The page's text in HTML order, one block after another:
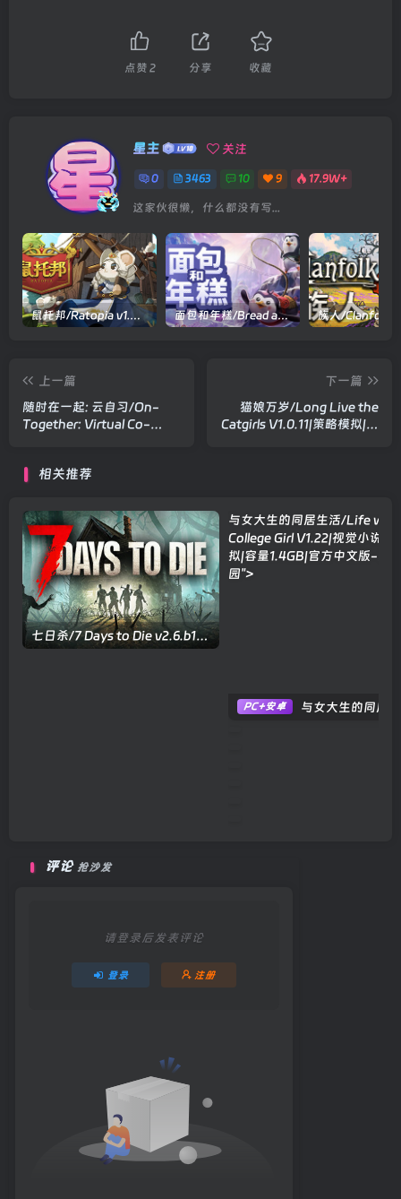
点赞 2 分享 收藏
星主 关注
0 3463 10 9 17.9W+
这家伙很懒，什么都没有写...
鼠托邦/Ratopia v1.0.0530|策略模拟|容量2.9GB|官方中文版 面包和年糕/Bread and Fred Build.21411256|动作冒险|容量1.1GB|官方中文版
上一篇
随时在一起: 云自习/On-
Together: Virtual Co-
下一篇
猫娘万岁/Long Live the
Catgirls V1.0.11|策略模拟|容
相关推荐
七日杀/7 Days to Die v2.6.b14|射击动作|容量17.6GB|官方中文版
与女大生的同居生活/Life
College Girl V1.22|视觉小说|
拟|容量1.4GB|官方中文版-星
园">
PC+安卓 与女大生的同居生活/Life with a College Girl V1.22|视觉小说|策略模拟|容量1.4GB|官方中文版
评论 抢沙发
请登录后发表评论
登录 注册